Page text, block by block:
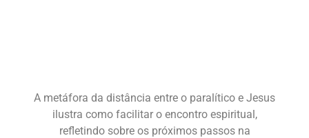
A metáfora da distância entre o paralítico e Jesus
ilustra como facilitar o encontro espiritual,
refletindo sobre os próximos passos na